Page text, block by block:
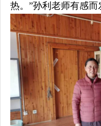
热。”孙利老师有感而